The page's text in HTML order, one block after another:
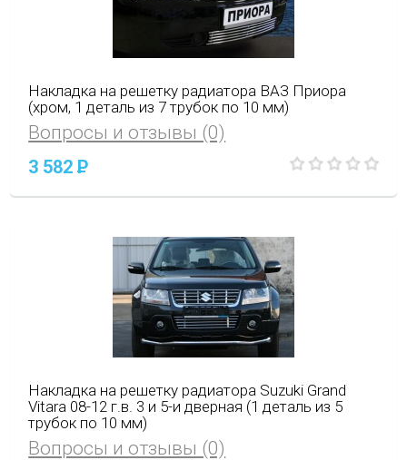
Накладка на решетку радиатора ВАЗ Приора
(хром, 1 деталь из 7 трубок по 10 мм)
Вопросы и отзывы (0)
3 582P
Накладка на решетку радиатора Suzuki Grand
Vitara 08-12 г.в. 3 и 5-и дверная (1 деталь из 5
трубок по 10 мм)
Вопросы и отзывы (0)